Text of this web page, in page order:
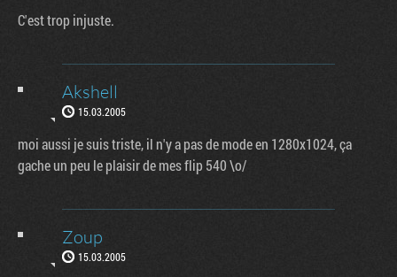
C'est trop injuste.
Akshell
15.03.2005
moi aussi je suis triste, il n'y a pas de mode en 1280x1024, ça
gache un peu le plaisir de mes flip 540 \o/
Zoup
15.03.2005